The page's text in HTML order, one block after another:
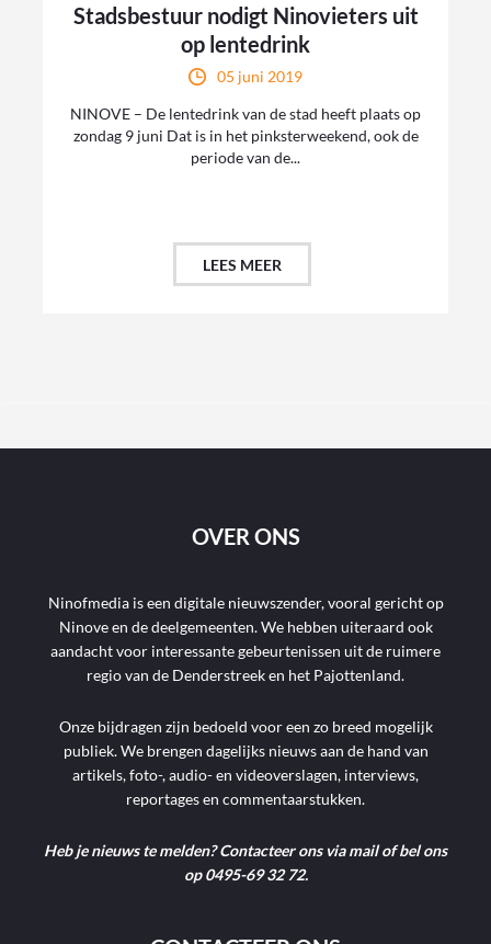
Stadsbestuur nodigt Ninovieters uit
op lentedrink
05 juni 2019
NINOVE – De lentedrink van de stad heeft plaats op
zondag 9 juni Dat is in het pinksterweekend, ook de
periode van de...
LEES MEER
OVER ONS
Ninofmedia is een digitale nieuwszender, vooral gericht op
Ninove en de deelgemeenten. We hebben uiteraard ook
aandacht voor interessante gebeurtenissen uit de ruimere
regio van de Denderstreek en het Pajottenland.
Onze bijdragen zijn bedoeld voor een zo breed mogelijk
publiek. We brengen dagelijks nieuws aan de hand van
artikels, foto-, audio- en videoverslagen, interviews,
reportages en commentaarstukken.
Heb je nieuws te melden? Contacteer ons via mail of bel ons
op 0495-69 32 72.